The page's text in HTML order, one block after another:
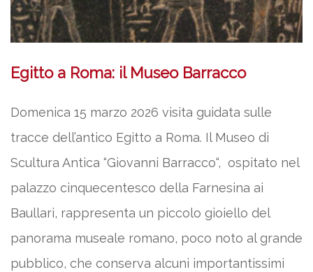
Egitto a Roma: il Museo Barracco
Domenica 15 marzo 2026 visita guidata sulle
tracce dell’antico Egitto a Roma. Il Museo di
Scultura Antica “Giovanni Barracco“, ospitato nel
palazzo cinquecentesco della Farnesina ai
Baullari, rappresenta un piccolo gioiello del
panorama museale romano, poco noto al grande
pubblico, che conserva alcuni importantissimi